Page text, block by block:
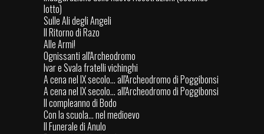
lotto)
Sulle Ali degli Angeli
Il Ritorno di Razo
Alle Armi!
Ognissanti all'Archeodromo
Ivar e Svala fratelli vichinghi
A cena nel IX secolo... all'Archeodromo di Poggibonsi
A cena nel IX secolo... all'Archeodromo di Poggibonsi
Il compleanno di Bodo
Con la scuola… nel medioevo
Il Funerale di Anulo